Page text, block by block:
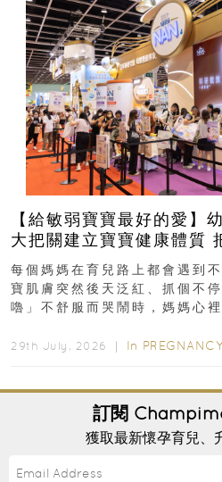
【給敏弱寶寶最好的愛】
大把關建立寶寶健康體質
每個媽媽在育兒路上都會遇到
寶肌膚突然後天泛紅、抓個不
嚕」不舒服而哭鬧時，媽媽心
29th July, 2026 ｜ In PREGNANCY
訂閱
獲取最新懷孕育兒、